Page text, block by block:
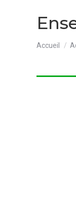
Vous êtes
Accueil